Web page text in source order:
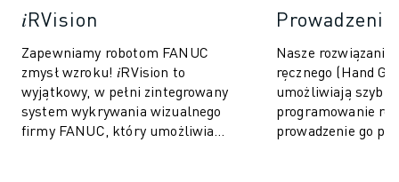
𝑖RVision
Zapewniamy robotom FANUC
zmysł wzroku! 𝑖RVision to
wyjątkowy, w pełni zintegrowany
system wykrywania wizualnego
firmy FANUC, który umożliwia
Nasze rozwiązania
ręcznego (Hand
umożliwiają
programowanie
prowadzenie go po